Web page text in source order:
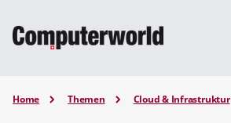
Home Themen Cloud & Infrastruktur